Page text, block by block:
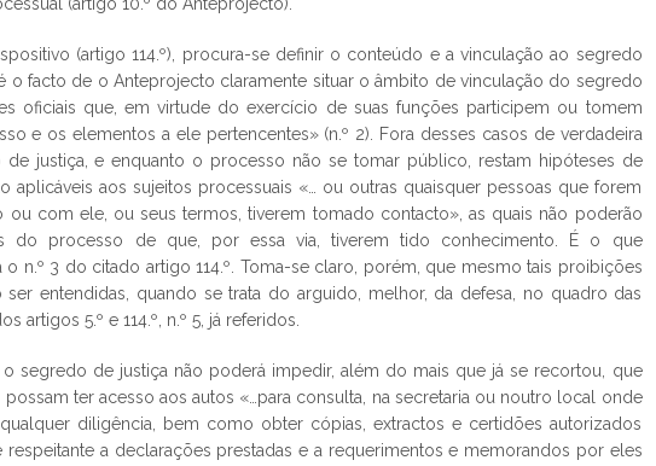
(artigo 114.º), procura-se definir o conteúdo e a vinculação ao segredo
o facto de o Anteprojecto claramente situar o âmbito de vinculação do segredo
oficiais que, em virtude do exercício de suas funções participem ou tomem
e os elementos a ele pertencentes» (n.º 2). Fora desses casos de verdadeira
de justiça, e enquanto o processo não se tomar público, restam hipóteses de
aplicáveis aos sujeitos processuais «… ou outras quaisquer pessoas que forem
ou com ele, ou seus termos, tiverem tomado contacto», as quais não poderão
do processo de que, por essa via, tiverem tido conhecimento. É o que
n.º 3 do citado artigo 114.º. Toma-se claro, porém, que mesmo tais proibições
ser entendidas, quando se trata do arguido, melhor, da defesa, no quadro das
artigos 5.º e 114.º, n.º 5, já referidos.
o segredo de justiça não poderá impedir, além do mais que já se recortou, que
ter acesso aos autos «…para consulta, na secretaria ou noutro local onde
diligência, bem como obter cópias, extractos e certidões autorizados
respeitante a declarações prestadas e a requerimentos e memorandos por eles